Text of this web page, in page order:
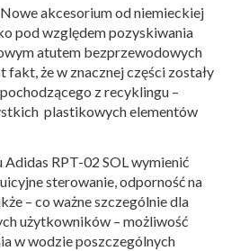
akcesorium od niemieckiej
pod względem pozyskiwania
atutem bezprzewodowych
fakt, że w znacznej części zostały
z recyklingu –
plastikowych elementów
Adidas RPT-02 SOL wymienić
sterowanie, odporność na
– co ważne szczególnie dla
użytkowników – możliwość
w wodzie poszczególnych